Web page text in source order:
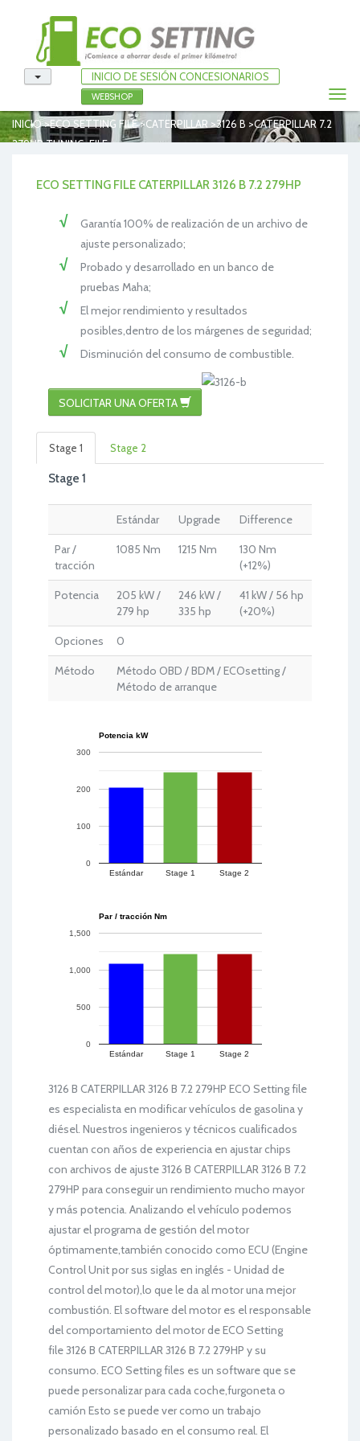
INICIO DE SESIÓN CONCESIONARIOS
WEBSHOP
INICIO>ECO SETTING FILE>CATERPILLAR >3126 B >CATERPILLAR 7.2
279HP TUNING-FILE
ECO SETTING FILE CATERPILLAR 3126 B 7.2 279HP
Garantía 100% de realización de un archivo de
ajuste personalizado;
Probado y desarrollado en un banco de
pruebas Maha;
El mejor rendimiento y resultados
posibles,dentro de los márgenes de seguridad;
Disminución del consumo de combustible.
SOLICITAR UNA OFERTA
Stage 1 Stage 2
Stage 1
Estándar Upgrade Difference
Par /
tracción
1085 Nm 1215 Nm
130 Nm
(+12%)
Potencia
205 kW /
279 hp
246 kW /
335 hp
41 kW / 56 hp
(+20%)
Opciones 0
Método
Método OBD / BDM / ECOsetting /
Método de arranque
Potencia kW
Estándar Stage 1 Stage 2
0
100
200
300
Par / tracción Nm
Estándar Stage 1 Stage 2
0
500
1,000
1,500
3126 B CATERPILLAR 3126 B 7.2 279HP ECO Setting file
es especialista en modificar vehículos de gasolina y
diésel. Nuestros ingenieros y técnicos cualificados
cuentan con años de experiencia en ajustar chips
con archivos de ajuste 3126 B CATERPILLAR 3126 B 7.2
279HP para conseguir un rendimiento mucho mayor
y más potencia. Analizando el vehículo podemos
ajustar el programa de gestión del motor
óptimamente,también conocido como ECU (Engine
Control Unit por sus siglas en inglés - Unidad de
control del motor),lo que le da al motor una mejor
combustión. El software del motor es el responsable
del comportamiento del motor de ECO Setting
file 3126 B CATERPILLAR 3126 B 7.2 279HP y su
consumo. ECO Setting files es un software que se
puede personalizar para cada coche,furgoneta o
camión Esto se puede ver como un trabajo
personalizado basado en el consumo real. El